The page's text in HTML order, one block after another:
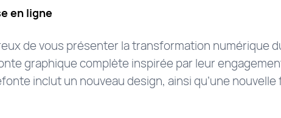
en ligne
de vous présenter la transformation numérique
graphique complète inspirée par leur
inclut un nouveau design, ainsi qu’une nouvelle